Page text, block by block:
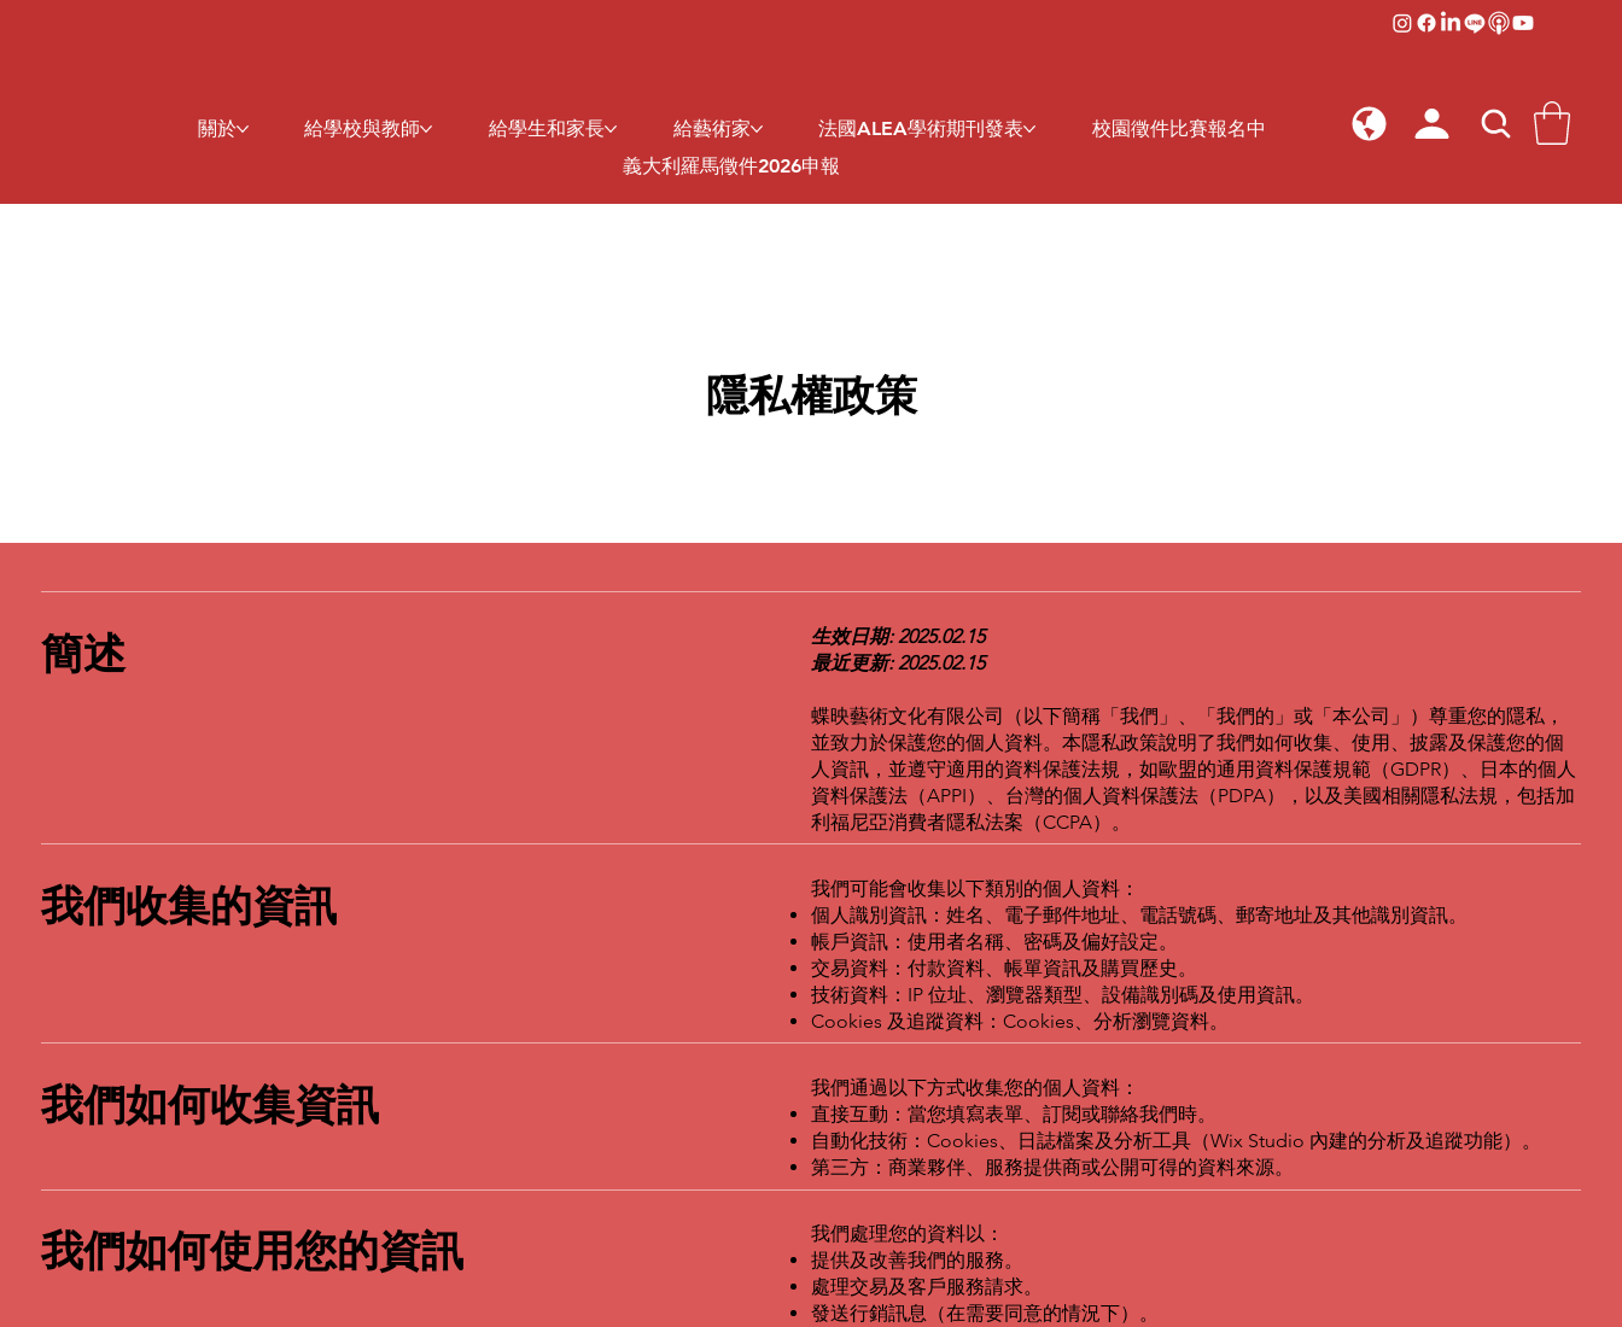
關於 給學校與教師 給學生和家長 給藝術家 法國ALEA學術期刊發表
校園徵件比賽報名中
義大利羅馬徵件2026申報
隱私權政策
​簡述
生效日期: 2025.02.15
最近更新: 2025.02.15
蝶映藝術文化有限公司（以下簡稱「我們」、「我們的」或「本公司」）尊重您的隱私，
並致力於保護您的個人資料。本隱私政策說明了我們如何收集、使用、披露及保護您的個
人資訊，並遵守適用的資料保護法規，如歐盟的通用資料保護規範（GDPR）、日本的個人
資料保護法（APPI）、台灣的個人資料保護法（PDPA），以及美國相關隱私法規，包括加
利福尼亞消費者隱私法案（CCPA）。
我們收集的資訊
我們可能會收集以下類別的個人資料：
個人識別資訊：姓名、電子郵件地址、電話號碼、郵寄地址及其他識別資訊。
帳戶資訊：使用者名稱、密碼及偏好設定。
交易資料：付款資料、帳單資訊及購買歷史。
技術資料：IP 位址、瀏覽器類型、設備識別碼及使用資訊。
Cookies 及追蹤資料：Cookies、分析瀏覽資料。
我們如何收集資訊
我們通過以下方式收集您的個人資料：
直接互動：當您填寫表單、訂閱或聯絡我們時。
自動化技術：Cookies、日誌檔案及分析工具（Wix Studio 內建的分析及追蹤功能）。
第三方：商業夥伴、服務提供商或公開可得的資料來源。
我們如何使用您的資訊
我們處理您的資料以：
提供及改善我們的服務。
處理交易及客戶服務請求。
發送行銷訊息（在需要同意的情況下）。